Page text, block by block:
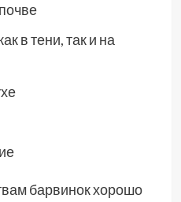
в тени, так и на
барвинок хорошо